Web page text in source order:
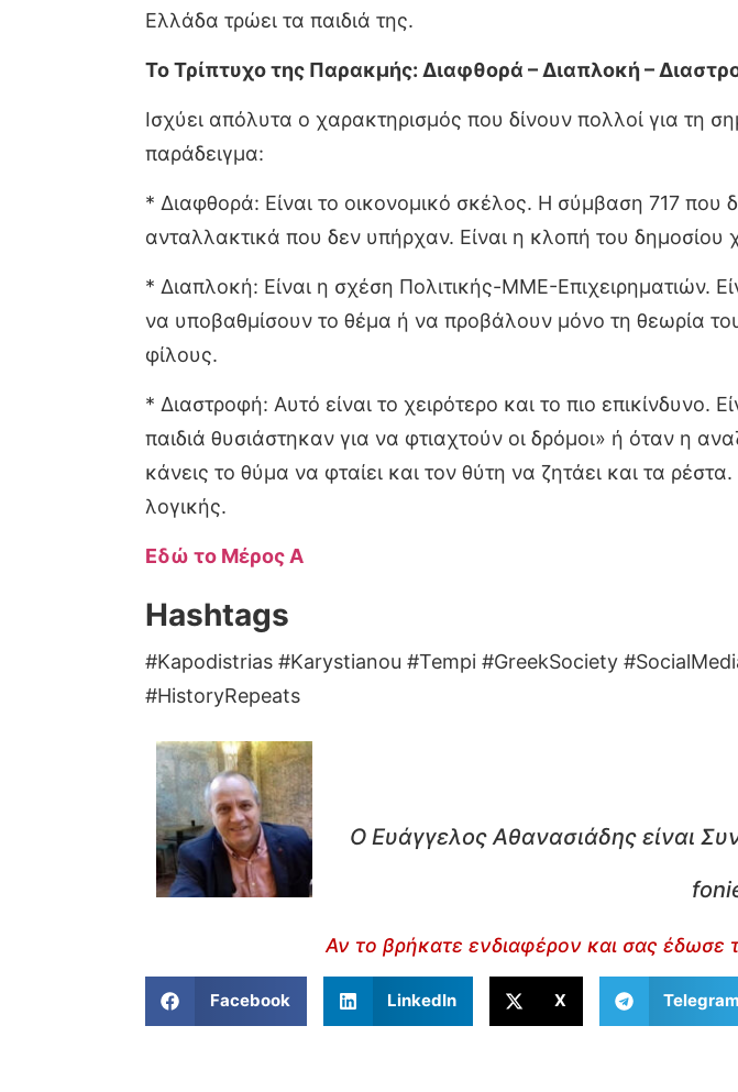
Ελλάδα τρώει τα παιδιά της.
Το Τρίπτυχο της Παρακμής: Διαφθορά – Διαπλοκή –
Ισχύει απόλυτα ο χαρακτηρισμός που δίνουν πολλοί για τη
παράδειγμα:
* Διαφθορά: Είναι το οικονομικό σκέλος. Η σύμβαση 717
ανταλλακτικά που δεν υπήρχαν. Είναι η κλοπή του
* Διαπλοκή: Είναι η σχέση Πολιτικής-ΜΜΕ-Επιχειρηματιών.
να υποβαθμίσουν το θέμα ή να προβάλουν μόνο τη θεωρία
φίλους.
* Διαστροφή: Αυτό είναι το χειρότερο και το πιο
παιδιά θυσιάστηκαν για να φτιαχτούν οι δρόμοι» ή όταν η
κάνεις το θύμα να φταίει και τον θύτη να ζητάει και τα
λογικής.
Εδώ το Μέρος Α
Hashtags
#Kapodistrias #Karystianou #Tempi #GreekSociety
#HistoryRepeats
Ο Ευάγγελος Αθανασιάδης είναι
Αν το βρήκατε ενδιαφέρον και σας έδωσε
Facebook LinkedIn X Telegram